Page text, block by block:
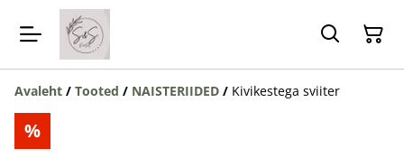
Avaleht / Tooted / NAISTERIIDED / Kivikestega sviiter
%